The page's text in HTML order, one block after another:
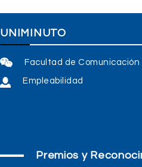
UNIMINUTO
Facultad de Comunicación
Empleabilidad
Premios y